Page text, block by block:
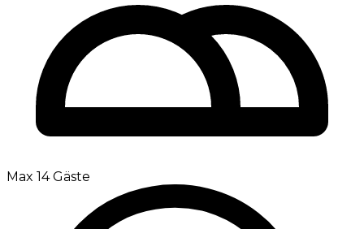
Max 14 Gäste